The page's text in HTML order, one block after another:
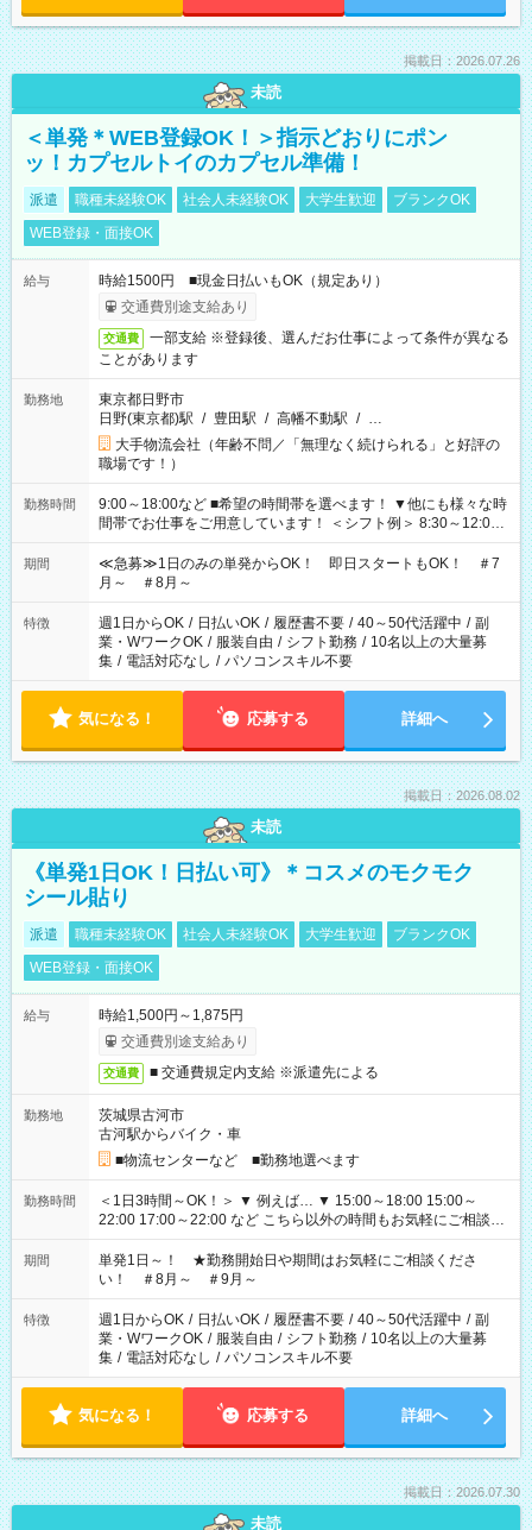
掲載日：2026.07.26
未読
＜単発＊WEB登録OK！＞指示どおりにポン
ッ！カプセルトイのカプセル準備！
派遣 職種未経験OK 社会人未経験OK 大学生歓迎
ブランクOK
WEB登録・面接OK
給与
時給1500円 ■現金日払いもOK（規定あり）
交通費別途支給あり
交通費
一部支給 ※登録後、選んだお仕事によって条件が異なる
ことがあります
勤務地
東京都日野市
日野(東京都)駅 / 豊田駅 / 高幡不動駅 / …
大手物流会社（年齢不問／「無理なく続けられる」と好評の
職場です！）
勤務時間
9:00～18:00など ■希望の時間帯を選べます！ ▼他にも様々な時
間帯でお仕事をご用意しています！ ＜シフト例＞ 8:30～12:00
17:00～22:00 13:00～22:00 22:00～翌6:00 など
期間
≪急募≫1日のみの単発からOK！ 即日スタートもOK！ ＃7
月～ ＃8月～
特徴 週1日からOK / 日払いOK / 履歴書不要 / 40～50代活躍中 / 副
業・WワークOK / 服装自由 / シフト勤務 / 10名以上の大量募
集 / 電話対応なし / パソコンスキル不要
気になる！ 応募する 詳細へ
掲載日：2026.08.02
未読
《単発1日OK！日払い可》＊コスメのモクモク
シール貼り
派遣 職種未経験OK 社会人未経験OK 大学生歓迎
ブランクOK
WEB登録・面接OK
給与
時給1,500円～1,875円
交通費別途支給あり
交通費 ■ 交通費規定内支給 ※派遣先による
勤務地
茨城県古河市
古河駅からバイク・車
■物流センターなど ■勤務地選べます
勤務時間
＜1日3時間～OK！＞ ▼ 例えば… ▼ 15:00～18:00 15:00～
22:00 17:00～22:00 など こちら以外の時間もお気軽にご相談く
ださい！
期間
単発1日～！ ★勤務開始日や期間はお気軽にご相談くださ
い！ ＃8月～ ＃9月～
特徴 週1日からOK / 日払いOK / 履歴書不要 / 40～50代活躍中 / 副
業・WワークOK / 服装自由 / シフト勤務 / 10名以上の大量募
集 / 電話対応なし / パソコンスキル不要
気になる！ 応募する 詳細へ
掲載日：2026.07.30
未読